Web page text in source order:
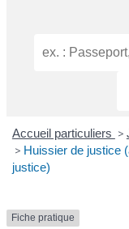
Accueil particuliers >
> Huissier de justice
justice)
Fiche pratique